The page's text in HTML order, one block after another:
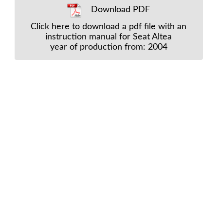
Download PDF
Click here to download a pdf file with an
instruction manual for Seat Altea
year of production from: 2004